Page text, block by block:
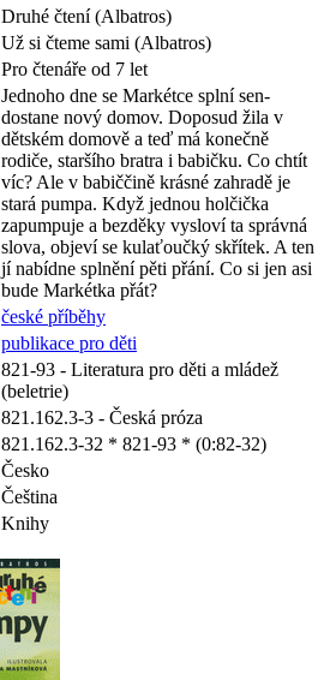
Druhé čtení (Albatros)
Už si čteme sami (Albatros)
Pro čtenáře od 7 let
Jednoho dne se Markétce splní sen-
dostane nový domov. Doposud žila v
dětském domově a teď má konečně
rodiče, staršího bratra i babičku. Co chtít
víc? Ale v babiččině krásné zahradě je
stará pumpa. Když jednou holčička
zapumpuje a bezděky vysloví ta správná
slova, objeví se kulaťoučký skřítek. A ten
jí nabídne splnění pěti přání. Co si jen asi
bude Markétka přát?
české příběhy
publikace pro děti
821-93 - Literatura pro děti a mládež
(beletrie)
821.162.3-3 - Česká próza
821.162.3-32 * 821-93 * (0:82-32)
Česko
Čeština
Knihy